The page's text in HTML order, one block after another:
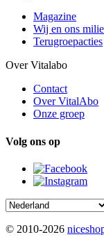
Magazine
Wij en ons
Terugroepacties
Over Vitalabo
Contact
Over VitalAbo
Onze groep
Volg ons op
© 2010-2026